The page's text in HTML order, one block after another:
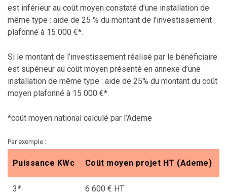
est inférieur au coût moyen constaté d’une installation de
même type : aide de 25 % du montant de l’investissement
plafonné à 15 000 €*.
Si le montant de l’investissement réalisé par le bénéficiaire
est supérieur au coût moyen présenté en annexe d’une
installation de même type : aide de 25% du montant du coût
moyen plafonné à 15 000 €*.
*coût moyen national calculé par l’Ademe
Par exemple :
Puissance KWc Coût moyen projet HT (Ademe)
3* 6 600 € HT